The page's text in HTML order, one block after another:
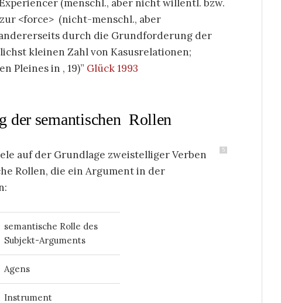
(menschl., aber nicht willentl. bzw.
<force> (nicht-menschl., aber
durch die Grundforderung der
kleinen Zahl von Kasusrelationen;
Pleines in , 19) Glück 1993
der semantischen Rollen
5
auf der Grundlage zweistelliger Verben
Rollen, die ein Argument in der
semantische Rolle des
Subjekt-Arguments
Agens
Instrument